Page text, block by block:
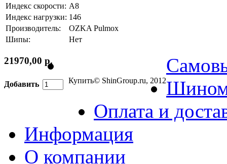
Индекс скорости: A8
Индекс нагрузки: 146
Производитель:
OZKA Pulmox
Шипы:
Нет
21970,00 р.
Добавить Купить© ShinGroup.ru, 2012
Оплата и
Информация
О компании